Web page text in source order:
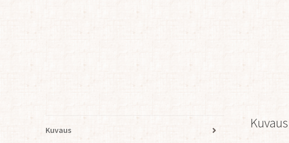
Kuvaus Kuvaus